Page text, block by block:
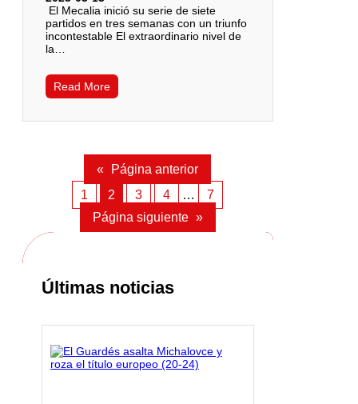
El Mecalia inició su serie de siete
partidos en tres semanas con un triunfo
incontestable El extraordinario nivel de
la…
Read More
«
Página anterior
1
2 3 4 …
7
Página siguiente »
Últimas noticias